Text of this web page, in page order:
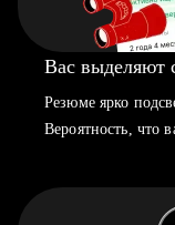
Вас выделяют
Резюме ярко
Вероятность, что